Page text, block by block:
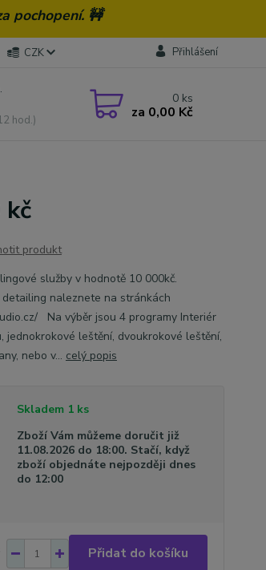
pochopení. 🚧
CZK Přihlášení
hod.)
0 ks
za 0,00 Kč
produkt
služby v hodnotě 10 000kč.
naleznete na stránkách
Na výběr jsou 4 programy Interiér
jednokrokové leštění, dvoukrokové leštění,
nebo v... celý popis
Skladem 1 ks
Zboží Vám můžeme doručit již
11.08.2026 do 18:00. Stačí, když
zboží objednáte nejpozději dnes
do 12:00
Přidat do košíku